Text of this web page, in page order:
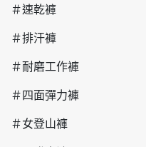
＃速乾褲
＃排汗褲
＃耐磨工作褲
＃四面彈力褲
＃女登山褲